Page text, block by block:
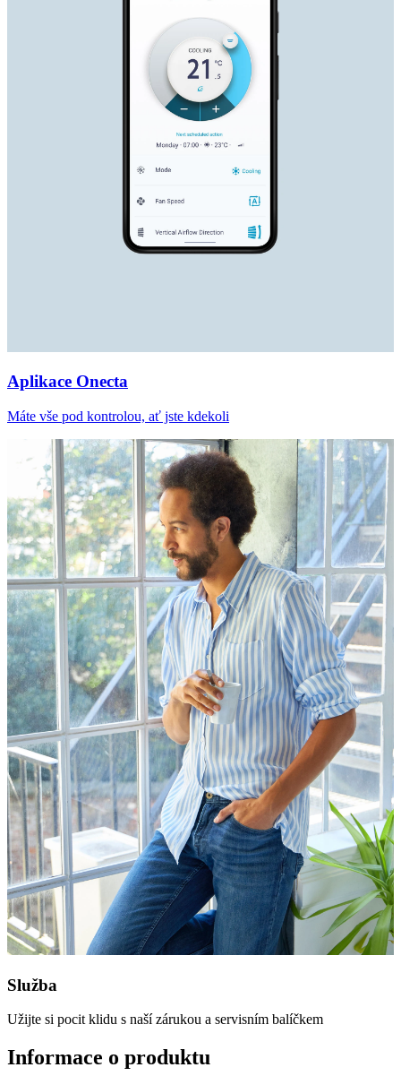
Aplikace Onecta
Máte vše pod kontrolou, ať jste kdekoli
Služba
Užijte si pocit klidu s naší zárukou a servisním balíčkem
Informace o produktu